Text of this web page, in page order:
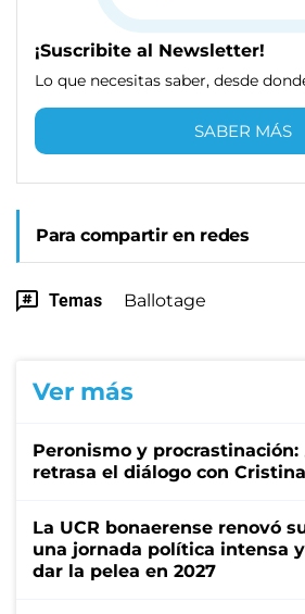
¡Suscribite al Newsletter!
Lo que necesitas saber, desde
SABER MÁS
Para compartir en redes
Temas Ballotage
Ver más
Peronismo y
retrasa el diálogo con
La UCR bonaerense renovó
una jornada política intensa
dar la pelea en 2027